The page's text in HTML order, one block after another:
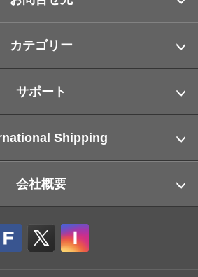
カテゴリー
サポート
Shipping
会社概要